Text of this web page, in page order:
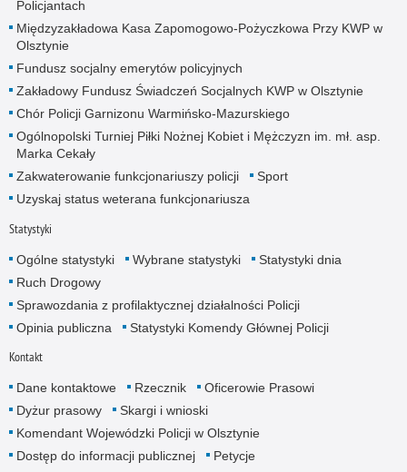
Policjantach
Międzyzakładowa Kasa Zapomogowo-Pożyczkowa Przy KWP w
Olsztynie
Fundusz socjalny emerytów policyjnych
Zakładowy Fundusz Świadczeń Socjalnych KWP w Olsztynie
Chór Policji Garnizonu Warmińsko-Mazurskiego
Ogólnopolski Turniej Piłki Nożnej Kobiet i Mężczyzn im. mł. asp.
Marka Cekały
Zakwaterowanie funkcjonariuszy policji
Sport
Uzyskaj status weterana funkcjonariusza
Statystyki
Ogólne statystyki Wybrane statystyki
Statystyki dnia
Ruch Drogowy
Sprawozdania z profilaktycznej działalności Policji
Opinia publiczna
Statystyki Komendy Głównej Policji
Kontakt
Dane kontaktowe Rzecznik
Oficerowie Prasowi
Dyżur prasowy
Skargi i wnioski
Komendant Wojewódzki Policji w Olsztynie
Dostęp do informacji publicznej
Petycje